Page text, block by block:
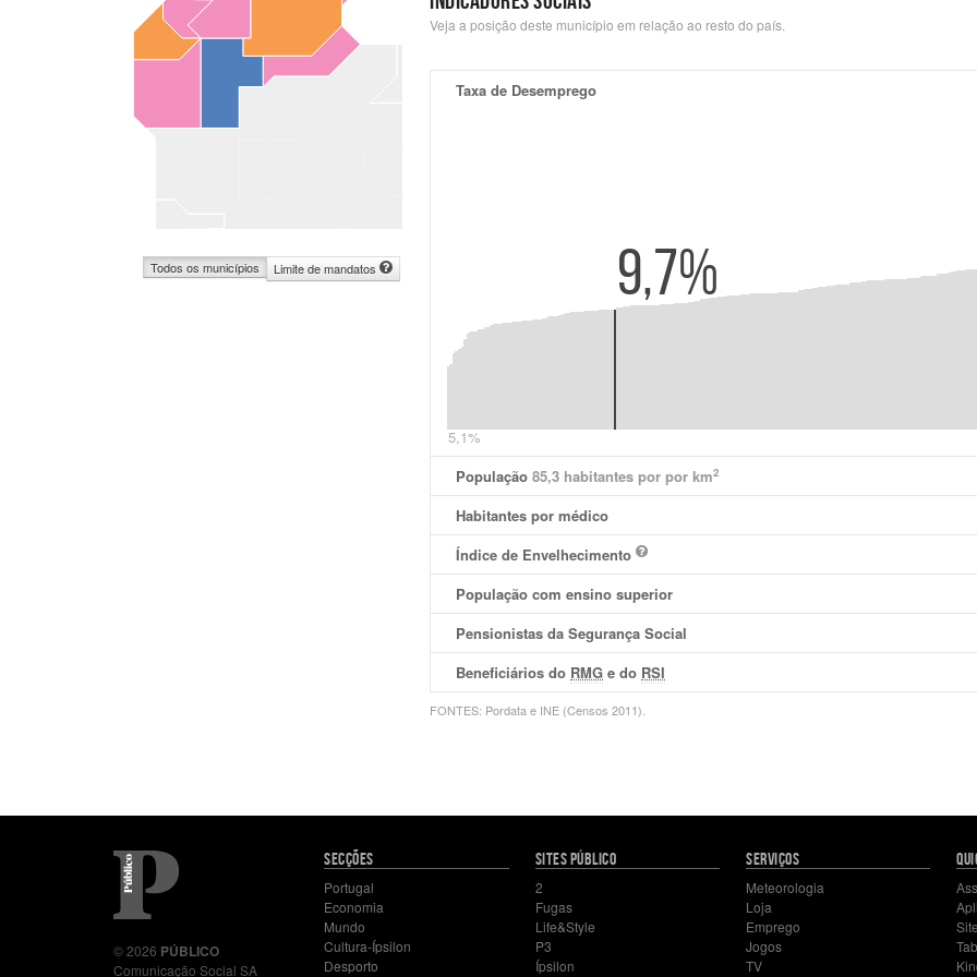
Todos os municípios Limite de mandatos
Veja a posição deste município em relação ao resto do país.
Taxa de Desemprego
5,1%
9,7%
População85,3 habitantes por por km2
Habitantes por médico
Índice de Envelhecimento
População com ensino superior
Pensionistas da Segurança Social
Beneficiários do RMG e do RSI
FONTES: Pordata e INE (Censos 2011).
© 2026 PÚBLICO
Comunicação Social SA
Mapa
site
SECÇÕES
Portugal
Economia
Mundo
Cultura-Ípsilon
Desporto
SITES PÚBLICO
2
Fugas
Life&Style
P3
Ípsilon
SERVIÇOS
Meteorologia
Loja
Emprego
Jogos
TV